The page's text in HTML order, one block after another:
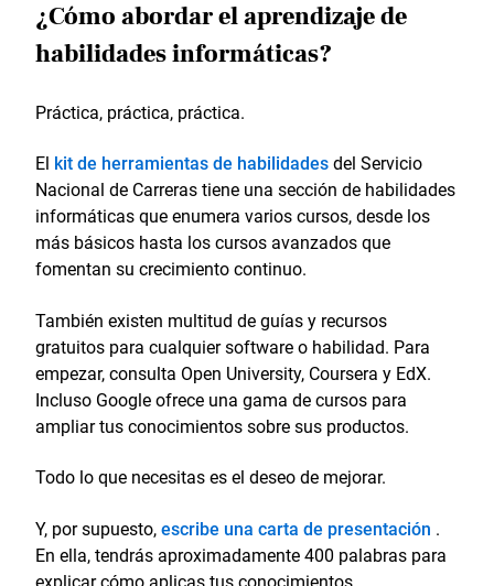
¿Cómo abordar el aprendizaje de
habilidades informáticas?
Práctica, práctica, práctica.
El kit de herramientas de habilidadesdel Servicio
Nacional de Carreras tiene una sección de habilidades
informáticas que enumera varios cursos, desde los
más básicos hasta los cursos avanzados que
fomentan su crecimiento continuo.
También existen multitud de guías y recursos
gratuitos para cualquier software o habilidad. Para
empezar, consulta Open University, Coursera y EdX.
Incluso Google ofrece una gama de cursos para
ampliar tus conocimientos sobre sus productos.
Todo lo que necesitas es el deseo de mejorar.
Y, por supuesto,escribe una carta de presentación .
En ella, tendrás aproximadamente 400 palabras para
explicar cómo aplicas tus conocimientos